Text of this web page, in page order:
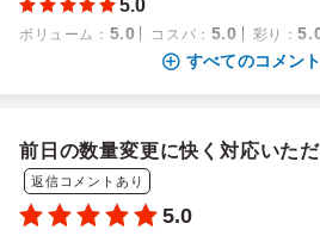
5.0
ボリューム ： 5.0 コスパ ： 5.0 彩り ：
すべてのコメン
前日の数量変更に快く対応いただ
返信コメントあり
5.0